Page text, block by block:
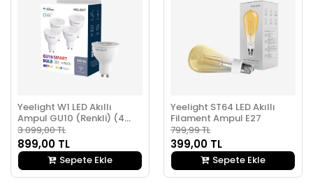
Yeelight W1 LED Akıllı
Ampul GU10 (Renkli) (4
Adet)
3.099,00 TL
899,00 TL
Sepete Ekle
Yeelight ST64 LED Akıllı
Filament Ampul E27
799,99 TL
399,00 TL
Sepete Ekle